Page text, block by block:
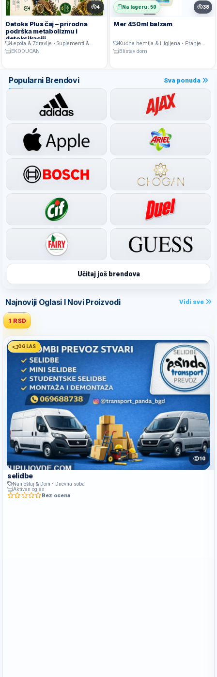
4
Detoks Plus čaj – prirodna
podrška metabolizmu i
detoksikaciji
Lepota & Zdravlje • Suplementi &
wellness (light asortiman)
EKODUCAN
Na lageru: 50 38
Mer 450ml balzam
Kućna hemija & Higijena • Pranje
posuđa
Blistav dom
Popularni Brendovi Sva ponuda
Učitaj još brendova
Najnoviji Oglasi I Novi Proizvodi Vidi sve
1 RSD
OGLAS
10
selidbe
Nameštaj & Dom • Dnevna soba
Aktivan oglas
Bez ocena